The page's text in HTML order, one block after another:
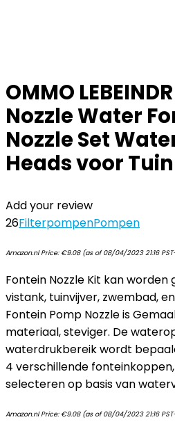
OMMO
Nozzle Water
Nozzle Set
Heads voor
Add your review
26FilterpompenPompen
Amazon.nl Price: €9.08(as of 08/04/2023 21:16
Fontein Nozzle Kit kan
vistank, tuinvijver, zwembad,
Fontein Pomp Nozzle is
materiaal, steviger. De
waterdrukbereik wordt
4 verschillende
selecteren op basis van
Amazon.nl Price: €9.08(as of 08/04/2023 21:16